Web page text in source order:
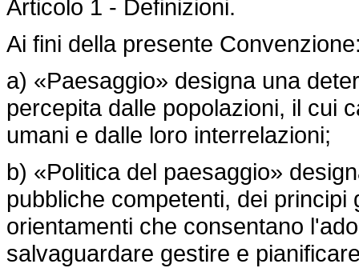
Articolo 1 - Definizioni.
Ai fini della presente
a) «Paesaggio» designa una
percepita dalle popolazioni, il cui
umani e dalle loro interrelazioni;
b) «Politica del paesaggio»
pubbliche competenti, dei
orientamenti che consentano
salvaguardare gestire e